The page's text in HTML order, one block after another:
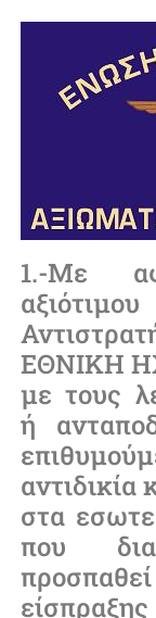
1.-Με
ΕΘΝΙΚΗ
με τους
ή
αντιδικία
στα
που